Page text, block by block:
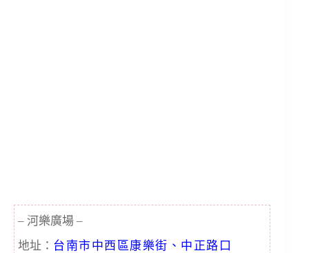
– 河樂廣場 –
地址： 台南市中西區康樂街、中正路口